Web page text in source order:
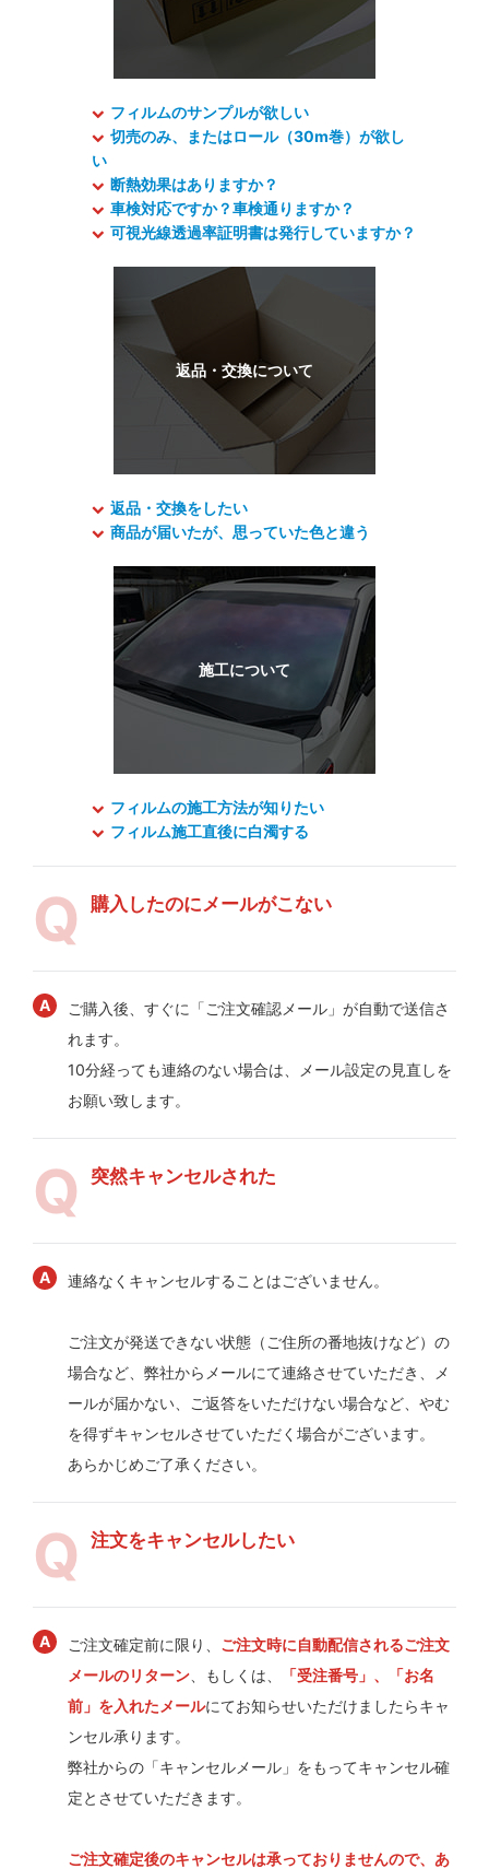
フィルムのサンプルが欲しい
切売のみ、またはロール（30m巻）が欲し
い
断熱効果はありますか？
車検対応ですか？車検通りますか？
可視光線透過率証明書は発行していますか？
返品・交換をしたい
商品が届いたが、思っていた色と違う
フィルムの施工方法が知りたい
フィルム施工直後に白濁する
購入したのにメールがこない
ご購入後、すぐに「ご注文確認メール」が自動で送信さ
れます。
10分経っても連絡のない場合は、メール設定の見直しを
お願い致します。
突然キャンセルされた
連絡なくキャンセルすることはございません。
ご注文が発送できない状態（ご住所の番地抜けなど）の
場合など、弊社からメールにて連絡させていただき、メ
ールが届かない、ご返答をいただけない場合など、やむ
を得ずキャンセルさせていただく場合がございます。
あらかじめご了承ください。
注文をキャンセルしたい
ご注文確定前に限り、 ご注文時に自動配信されるご注文
メールのリターン 、もしくは、
「受注番号」、「お名
前」を入れたメールにてお知らせいただけましたらキャ
ンセル承ります。
弊社からの「キャンセルメール」をもってキャンセル確
定とさせていただきます。
ご注文確定後のキャンセルは承っておりませんので、あ